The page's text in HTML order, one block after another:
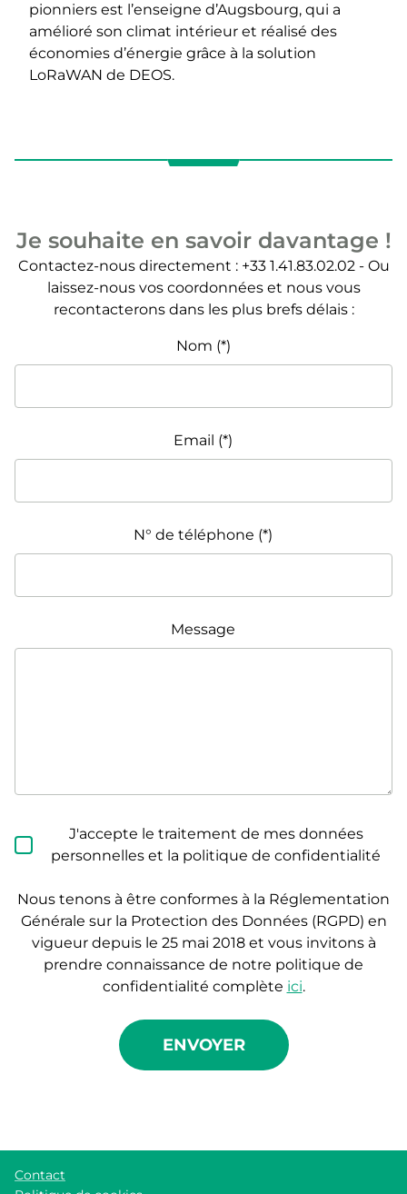
pionniers est l’enseigne d’Augsbourg, qui a
amélioré son climat intérieur et réalisé des
économies d’énergie grâce à la solution
LoRaWAN de DEOS.
Je souhaite en savoir davantage !
Contactez-nous directement : +33 1.41.83.02.02 - Ou
laissez-nous vos coordonnées et nous vous
recontacterons dans les plus brefs délais :
Nom
Email
N° de téléphone
Message
J'accepte le traitement de mes données
personnelles et la politique de confidentialité
Nous tenons à être conformes à la Réglementation
Générale sur la Protection des Données (RGPD) en
vigueur depuis le 25 mai 2018 et vous invitons à
prendre connaissance de notre politique de
confidentialité complète ici.
ENVOYER
Contact